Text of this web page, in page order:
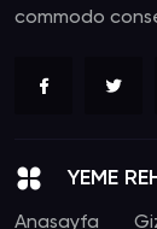
commodo
YEME
Anasayfa